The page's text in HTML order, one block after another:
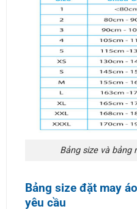
Bảng size và bảng
Bảng size đặt may
yêu cầu